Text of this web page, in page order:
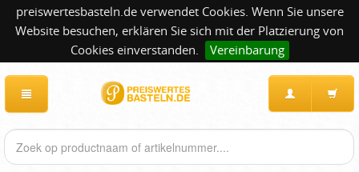
preiswertesbasteln.de verwendet Cookies. Wenn Sie unsere
Website besuchen, erklären Sie sich mit der Platzierung von
Cookies einverstanden.
Vereinbarung